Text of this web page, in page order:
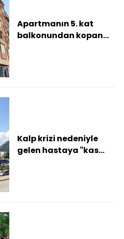
Apartmanın 5. kat
balkonundan kopan
Kalp krizi nedeniyle
gelen hastaya "kas